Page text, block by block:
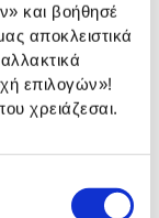
και βοήθησέ
αποκλειστικά
επιλογών»!
χρειάζεσαι.
Z-